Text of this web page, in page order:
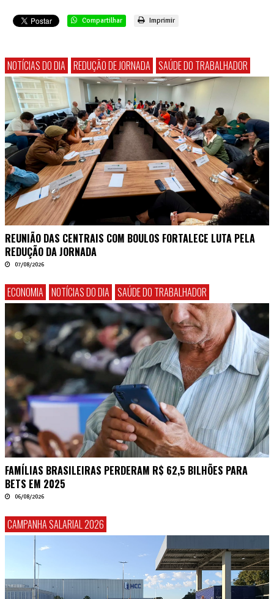
Compartilhar Imprimir
NOTÍCIAS DO DIA REDUÇÃO DE JORNADA SAÚDE DO TRABALHADOR
REUNIÃO DAS CENTRAIS COM BOULOS FORTALECE LUTA PELA
REDUÇÃO DA JORNADA
07/08/2026
ECONOMIA NOTÍCIAS DO DIA SAÚDE DO TRABALHADOR
FAMÍLIAS BRASILEIRAS PERDERAM R$ 62,5 BILHÕES PARA
BETS EM 2025
06/08/2026
CAMPANHA SALARIAL 2026